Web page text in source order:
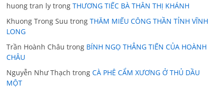
huong tran ly trongTHƯƠNG TIẾC BÀ THÂN THỊ KHÁNH
Khuong Trong Suu trongTHĂM MIẾU CÔNG THẦN TỈNH VĨNH
LONG
Trần Hoành Châu trong BÍNH NGỌ THẲNG TIẾN CỦA HOÀNH
CHÂU
Nguyễn Như Thạch trongCÀ PHÊ CẨM XƯƠNG Ở THỦ DẦU
MỘT